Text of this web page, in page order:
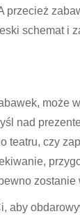
przecież
schemat i
może
nad
teatru, czy
zostanie
aby